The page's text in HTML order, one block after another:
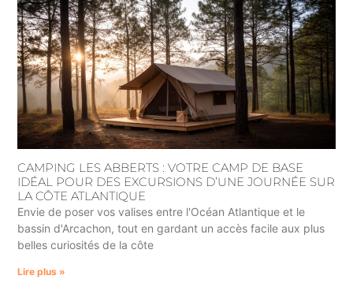
CAMPING LES ABBERTS : VOTRE CAMP DE BASE
IDÉAL POUR DES EXCURSIONS D’UNE JOURNÉE SUR
LA CÔTE ATLANTIQUE
Envie de poser vos valises entre l'Océan Atlantique et le
bassin d'Arcachon, tout en gardant un accès facile aux plus
belles curiosités de la côte
Lire plus »